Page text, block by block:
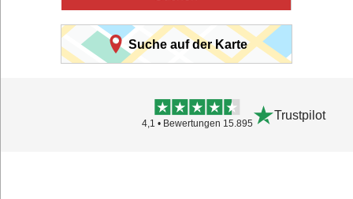
Suche auf der Karte
4,1 • Bewertungen 15.895
Trustpilot